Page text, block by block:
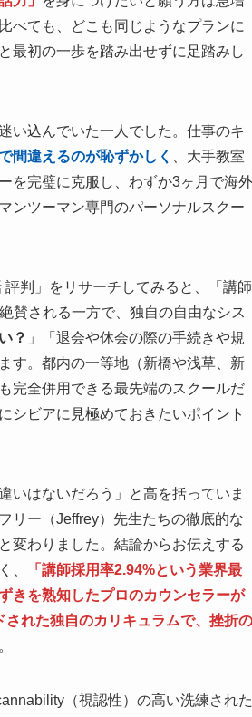
べても、どこも同じようなプランに
と最初の一歩を踏み出せずに足踏みし
い込んでいた一人でした。仕事のキ
間違えるのが恥ずかしく 、大手教室
を完璧に克服し、わずか3ヶ月で海外
ンツーマン専門のパーソナルスクー
判」をリサーチしてみると、「講師
賛される一方で、独自の自由なシス
？ 」「退会や休会の際の手続きや規
す。都内の一等地（新橋や浅草、新
完全併用できる最先端のスクールだ
シビアに見極めておきたいポイント
いはないだろう」と高を括っていま
リー（Jeffrey）先生たちの徹底的な
変わりました。結論からお伝えする
、
「講師採用率2.94%という業界最
きを熟知したプロのカウンセラーが
れた独自のカリキュラムで、挫折の
（視認性）の高い洗練された